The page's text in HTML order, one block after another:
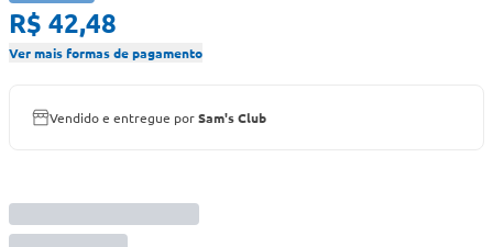
R$ 42,48
Ver mais formas de pagamento
Vendido e entregue porSam's Club